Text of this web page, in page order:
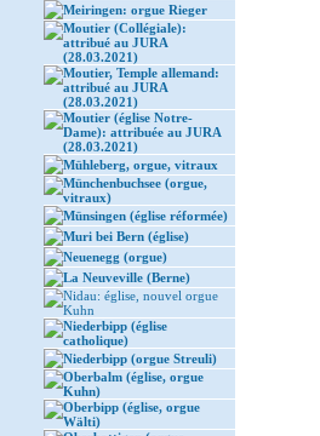
Meiringen: orgue Rieger
Moutier (Collégiale):
attribué au JURA
(28.03.2021)
Moutier, Temple allemand:
attribué au JURA
(28.03.2021)
Moutier (église Notre-
Dame): attribuée au JURA
(28.03.2021)
Mühleberg, orgue, vitraux
Münchenbuchsee (orgue,
vitraux)
Münsingen (église réformée)
Muri bei Bern (église)
Neuenegg (orgue)
La Neuveville (Berne)
Nidau: église, nouvel orgue
Kuhn
Niederbipp (église
catholique)
Niederbipp (orgue Streuli)
Oberbalm (église, orgue
Kuhn)
Oberbipp (église, orgue
Wälti)